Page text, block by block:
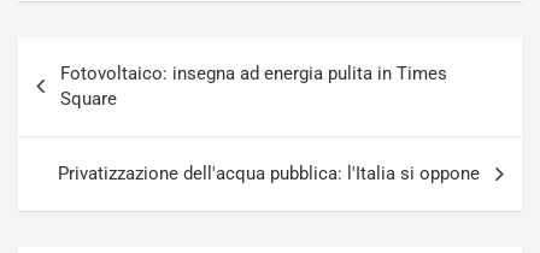
articoli
Fotovoltaico: insegna ad energia pulita in Times
Square
Privatizzazione dell'acqua pubblica: l'Italia si oppone